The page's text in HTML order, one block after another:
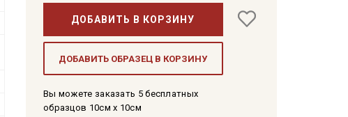
ДОБАВИТЬ В КОРЗИНУ
ДОБАВИТЬ ОБРАЗЕЦ В КОРЗИНУ
Вы можете заказать 5 бесплатных
образцов 10см x 10см